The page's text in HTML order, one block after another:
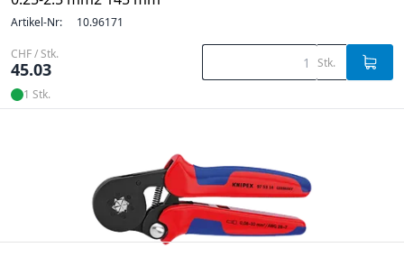
Artikel-Nr: 10.96171
CHF / Stk.
45.03 Stk.
1 Stk.